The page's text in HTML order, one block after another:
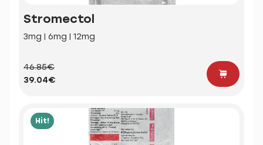
Stromectol
3mg | 6mg | 12mg
46.85€
39.04€
Hit!